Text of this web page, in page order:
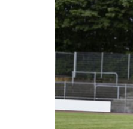
se
nositi
s
“tremom”?